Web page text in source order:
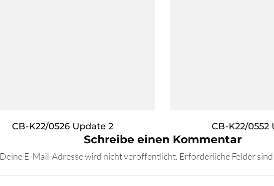
CB-K22/0526 Update 2 CB-K22/0552
Schreibe einen Kommentar
Deine E-Mail-Adresse wird nicht veröffentlicht. Erforderliche Felder